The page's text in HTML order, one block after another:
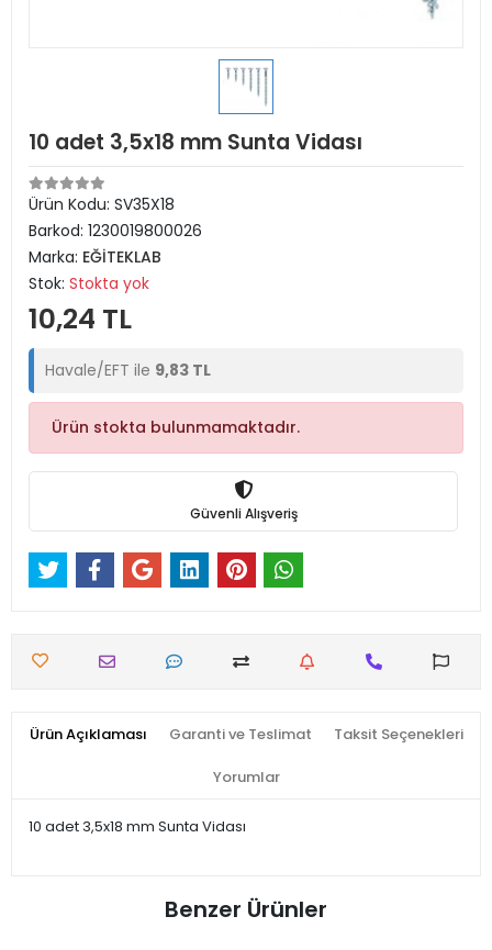
10 adet 3,5x18 mm Sunta Vidası
Ürün Kodu: SV35X18
Barkod: 1230019800026
Marka: EĞİTEKLAB
Stok: Stokta yok
10,24 TL
Havale/EFT ile 9,83 TL
Ürün stokta bulunmamaktadır.
Güvenli Alışveriş
Ürün Açıklaması Garanti ve Teslimat Taksit Seçenekleri
Yorumlar
10 adet 3,5x18 mm Sunta Vidası
Benzer Ürünler